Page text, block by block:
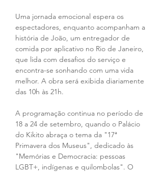
Uma jornada emocional espera os
espectadores, enquanto acompanham a
história de João, um entregador de
comida por aplicativo no Rio de Janeiro,
que lida com desafios do serviço e
encontra-se sonhando com uma vida
melhor. A obra será exibida diariamente
das 10h às 21h.
A programação continua no período de
18 a 24 de setembro, quando o Palácio
do Kikito abraça o tema da "17ª
Primavera dos Museus", dedicado às
"Memórias e Democracia: pessoas
LGBT+, indígenas e quilombolas". O